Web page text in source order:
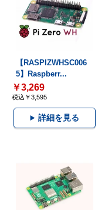
【RASPIZWHSC006
5】Raspberr...
￥3,269
税込￥3,595
詳細を見る